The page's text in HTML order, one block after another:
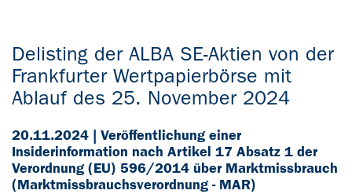
Delisting der ALBA SE-Aktien von der
Frankfurter Wertpapierbörse mit
Ablauf des 25. November 2024
20.11.2024 | Veröffentlichung einer
Insiderinformation nach Artikel 17 Absatz 1 der
Verordnung (EU) 596/2014 über Marktmissbrauch
(Marktmissbrauchsverordnung - MAR)